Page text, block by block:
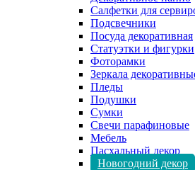
Салфетки для
Подсвечники
Посуда декоративная
Статуэтки и фигурки
Фоторамки
Зеркала
Пледы
Подушки
Сумки
Свечи парафиновые
Мебель
Пасхальный декор
Новогодний декор